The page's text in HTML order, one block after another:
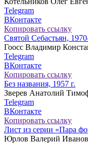
Telegram
ВКонтакте
Копировать ссылку
Святой Себастьян,
Гоосс Владимир
Telegram
ВКонтакте
Копировать ссылку
Без названия, 1957 г.
Зверев Анатолий
Telegram
ВКонтакте
Копировать ссылку
Лист из серии «Пара
Юрлов Валерий